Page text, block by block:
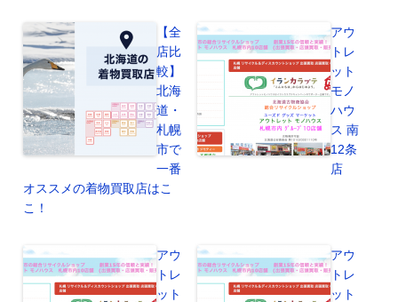
【全
店比
較】
北海
道・
札幌
市で
一番
オススメの着物買取店はこ
こ！
アウ
トレ
ット
モノ
ハウ
ス 南
12条
店
アウ
トレ
ット
アウ
トレ
ット